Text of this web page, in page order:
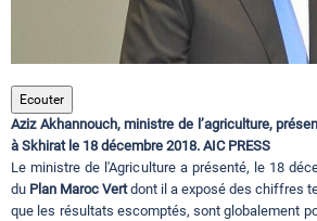
Contact
Ecouter
Aziz Akhannouch, ministre de l’agriculture,
à Skhirat le 18 décembre 2018. AIC PRESS
Le ministre de l'Agriculture a présenté, le 18
du Plan Maroc Vertdont il a exposé des chiffres
que les résultats escomptés, sont globalement